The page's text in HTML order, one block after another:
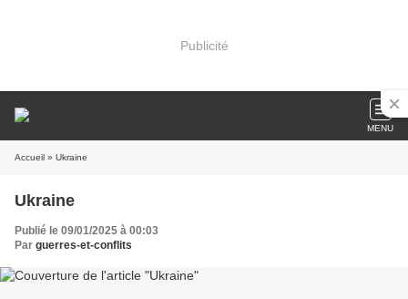
Publicité
MENU
Accueil » Ukraine
Ukraine
Publié le 09/01/2025 à 00:03
Par guerres-et-conflits